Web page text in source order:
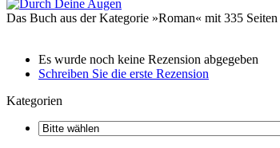
Das Buch aus der Kategorie »Roman« mit 335
Es wurde noch keine Rezension abgegeben
Schreiben Sie die erste Rezension
Kategorien